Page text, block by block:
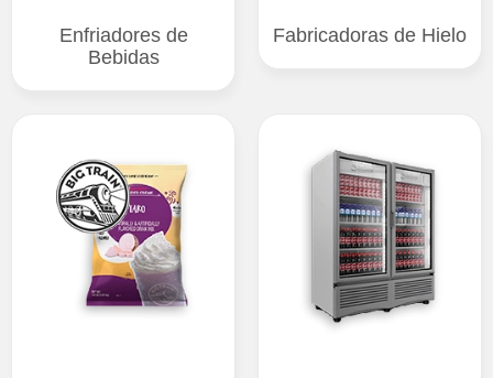
Enfriadores de
Bebidas
Fabricadoras de Hielo